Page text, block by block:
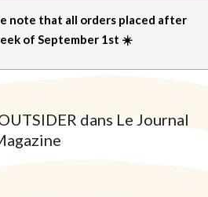
note that all orders placed after
of September 1st ☀️
dans Le Journal